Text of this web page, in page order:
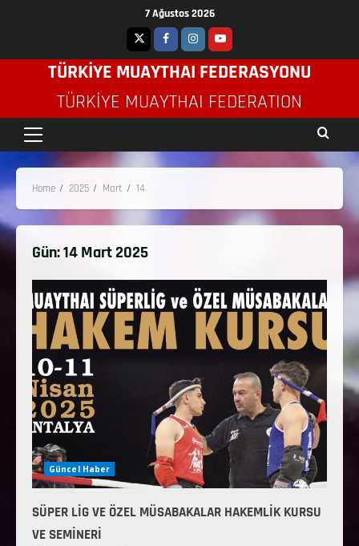
7 Ağustos 2026
TÜRKİYE MUAYTHAI FEDERASYONU
TÜRKIYE MUAYTHAI FEDERATION
Home 2025 Mart 14
Gün:14 Mart 2025
Güncel Haber
SÜPER LİG VE ÖZEL MÜSABAKALAR HAKEMLİK KURSU
VE SEMİNERİ